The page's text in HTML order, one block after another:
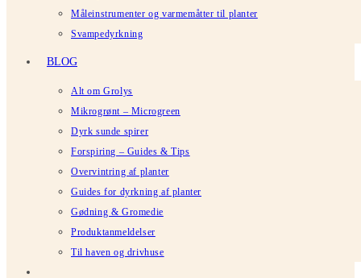
Måleinstrumenter og varmemåtter til planter
Svampedyrkning
BLOG
Alt om Grolys
Mikrogrønt – Microgreen
Dyrk sunde spirer
Forspiring – Guides & Tips
Overvintring af planter
Guides for dyrkning af planter
Gødning & Gromedie
Produktanmeldelser
Til haven og drivhuse